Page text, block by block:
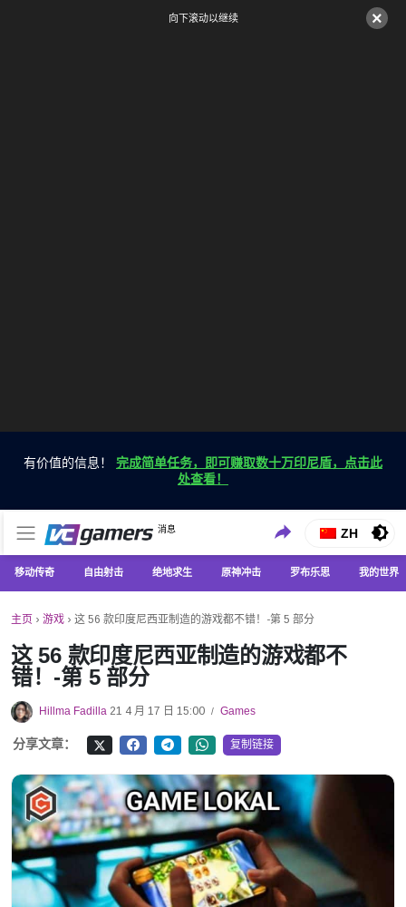
×
向下滚动以继续
有价值的信息！ 完成简单任务，即可赚取数十万印尼盾，点击此
处查看！
VC游戏新闻
消息
仅在 VCGamers 获取最新的游戏新闻
ZH
移动传奇 自由射击 绝地求生 原神冲击 罗布乐思 我的世界
主页 › 游戏 › 这 56 款印度尼西亚制造的游戏都不错！-第 5 部分
这 56 款印度尼西亚制造的游戏都不
错！-第 5 部分
Hillma Fadilla 21 4 月 17 日 15:00 / Games
分享文章： 复制链接